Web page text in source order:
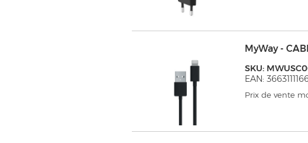
MyWay -
SKU:
EAN:
Prix de vente